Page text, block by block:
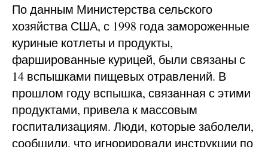
По данным Министерства сельского
хозяйства США, с 1998 года замороженные
куриные котлеты и продукты,
фаршированные курицей, были связаны с
14 вспышками пищевых отравлений. В
прошлом году вспышка, связанная с этими
продуктами, привела к массовым
госпитализациям. Люди, которые заболели,
сообщили, что игнорировали инструкции по